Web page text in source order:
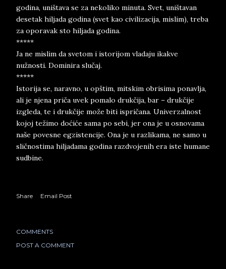
godina, uništava se za nekoliko minuta. Svet, uništavan
desetak hiljada godina (svet kao civilizacija, mislim), treba
za oporavak sto hiljada godina.
*****
Ja ne mislim da svetom i istorijom vladaju ikakve
nužnosti. Dominira slučaj.
*****
Istorija se, naravno, u opštim, mitskim obrisima ponavlja,
ali je njena priča uvek pomalo drukčija, bar – drukčije
izgleda, te i drukčije može biti ispričana. Univerzalnost
kojoj težimo doćiće sama po sebi, jer ona je u osnovama
naše povesne egzistencije. Ona je u razlikama, ne samo u
sličnostima hiljadama godina razdvojenih era iste humane
sudbine.
Share Email Post
COMMENTS
POST A COMMENT